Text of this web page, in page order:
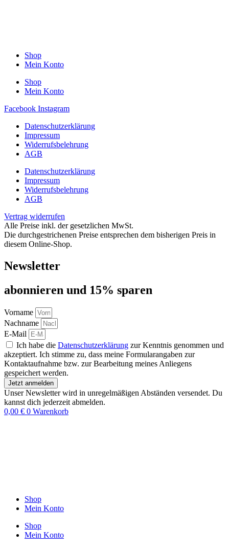
Shop
Mein Konto
Shop
Mein Konto
Facebook Instagram
Datenschutzerklärung
Impressum
Widerrufsbelehrung
AGB
Datenschutzerklärung
Impressum
Widerrufsbelehrung
AGB
Vertrag widerrufen
Alle Preise inkl. der gesetzlichen MwSt.
Die durchgestrichenen Preise entsprechen dem bisherigen Preis in
diesem Online-Shop.
Newsletter
abon­nie­ren und 15% sparen
Vorname
Nachname
E-Mail
Ich habe die Datenschutzerklärung zur Kenntnis genommen und
akzeptiert. Ich stimme zu, dass meine Formularangaben zur
Kontaktaufnahme bzw. zur Bearbeitung meines Anliegens
gespeichert werden.
Jetzt anmelden
Unser Newsletter wird in unregelmäßigen Abständen versendet. Du
kannst dich jederzeit abmelden.
0,00 € 0 Warenkorb
Shop
Mein Konto
Shop
Mein Konto